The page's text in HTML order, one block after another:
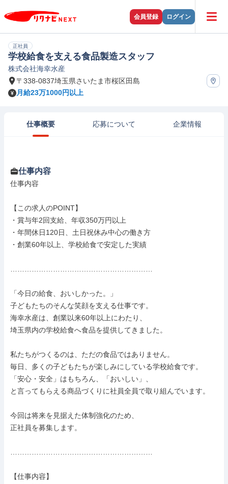
会員登録 ログイン
正社員
学校給食を支える食品製造スタッフ
株式会社海幸水産
〒338-0837埼玉県さいたま市桜区田島
月給23万1000円以上
仕事概要 応募について 企業情報
仕事内容
仕事内容
【この求人のPOINT】
・賞与年2回支給、年収350万円以上
・年間休日120日、土日祝休み中心の働き方
・創業60年以上、学校給食で安定した実績
「今日の給食、おいしかった。」
子どもたちのそんな笑顔を支える仕事です。
海幸水産は、創業以来60年以上にわたり、
埼玉県内の学校給食へ食品を提供してきました。
私たちがつくるのは、ただの食品ではありません。
毎日、多くの子どもたちが楽しみにしている学校給食です。
「安心・安全」はもちろん、「おいしい」、
と言ってもらえる商品づくりに社員全員で取り組んでいます。
今回は将来を見据えた体制強化のため、
正社員を募集します。
【仕事内容】